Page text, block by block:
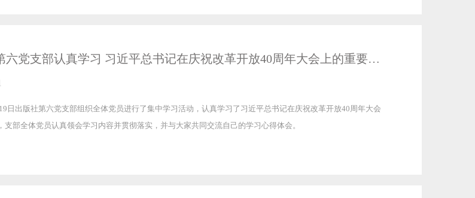
出版社第六党支部认真学习 习近平总书记在庆祝改革开放40周年大会上的重要讲话
日出版社第六党支部组织全体党员进行了集中学习活动，认真学习了习近平总书记在庆祝改革开放40周年大会
支部全体党员认真领会学习内容并贯彻落实，并与大家共同交流自己的学习心得体会。